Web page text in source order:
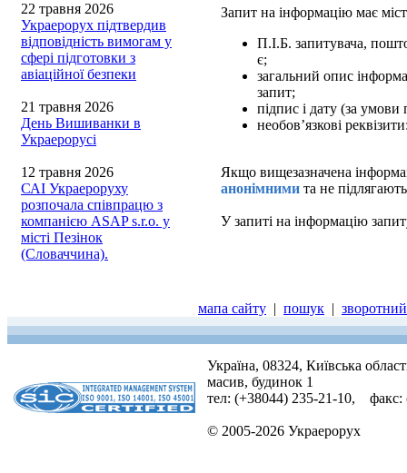
22 травня 2026
Украерорух підтвердив
відповідність вимогам у
сфері підготовки з
авіаційної безпеки
21 травня 2026
День Вишиванки в
Украерорусі
12 травня 2026
САІ Украероруху
розпочала співпрацю з
компанією ASAP s.r.o. у
місті Пезінок
(Словаччина).
Запит на інформацію має
П.І.Б. запитувача,
є;
загальний опис
запит;
підпис і дату (за
необов’язкові
Якщо вищезазначена
анонімними та не
У запиті на інформацію
мапа сайту | пошук |
Україна, 08324, Київська
масив, будинок 1
тел: (+38044) 235-21-10, факс:
© 2005-2026 Украерорух